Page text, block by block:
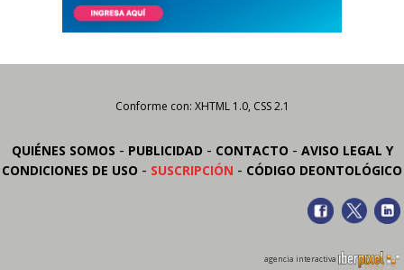
Conforme con: XHTML 1.0, CSS 2.1
QUIÉNES SOMOS - PUBLICIDAD - CONTACTO - AVISO LEGAL Y
CONDICIONES DE USO - SUSCRIPCIÓN - CÓDIGO DEONTOLÓGICO
agencia interactiva